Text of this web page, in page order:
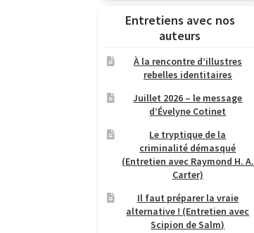
Entretiens avec nos
auteurs
À la rencontre d’illustres
rebelles identitaires
Juillet 2026 – le message
d’Évelyne Cotinet
Le tryptique de la
criminalité démasqué
(Entretien avec Raymond H. A.
Carter)
Il faut préparer la vraie
alternative ! (Entretien avec
Scipion de Salm)